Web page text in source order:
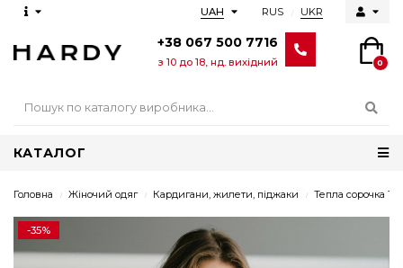
RUS UKR
UAH
+38 067 500 7716
з 10 до 18, нд. вихідний 0
КАТАЛОГ
Головна Жіночий одяг Кардигани, жилети, піджаки Тепла сорочка
-35%